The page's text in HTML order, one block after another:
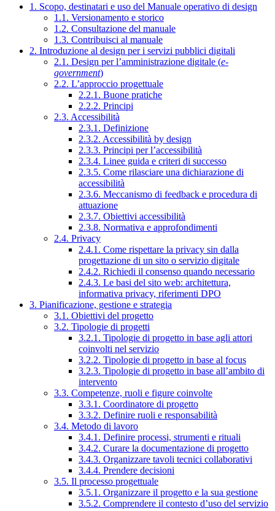
1. Scopo, destinatari e uso del Manuale operativo di design
1.1. Versionamento e storico
1.2. Consultazione del manuale
1.3. Contribuisci al manuale
2. Introduzione al design per i servizi pubblici digitali
2.1. Design per l’amministrazione digitale (e-
government)
2.2. L’approccio progettuale
2.2.1. Buone pratiche
2.2.2. Principi
2.3. Accessibilità
2.3.1. Definizione
2.3.2. Accessibilità by design
2.3.3. Principi per l’accessibilità
2.3.4. Linee guida e criteri di successo
2.3.5. Come rilasciare una dichiarazione di
accessibilità
2.3.6. Meccanismo di feedback e procedura di
attuazione
2.3.7. Obiettivi accessibilità
2.3.8. Normativa e approfondimenti
2.4. Privacy
2.4.1. Come rispettare la privacy sin dalla
progettazione di un sito o servizio digitale
2.4.2. Richiedi il consenso quando necessario
2.4.3. Le basi del sito web: architettura,
informativa privacy, riferimenti DPO
3. Pianificazione, gestione e strategia
3.1. Obiettivi del progetto
3.2. Tipologie di progetti
3.2.1. Tipologie di progetto in base agli attori
coinvolti nel servizio
3.2.2. Tipologie di progetto in base al focus
3.2.3. Tipologie di progetto in base all’ambito di
intervento
3.3. Competenze, ruoli e figure coinvolte
3.3.1. Coordinatore di progetto
3.3.2. Definire ruoli e responsabilità
3.4. Metodo di lavoro
3.4.1. Definire processi, strumenti e rituali
3.4.2. Curare la documentazione di progetto
3.4.3. Organizzare tavoli tecnici collaborativi
3.4.4. Prendere decisioni
3.5. Il processo progettuale
3.5.1. Organizzare il progetto e la sua gestione
3.5.2. Comprendere il contesto d’uso del servizio